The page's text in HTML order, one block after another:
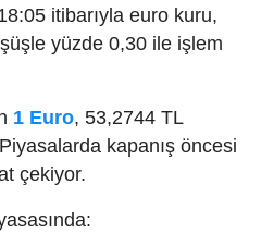
itibarıyla euro kuru,
yüzde 0,30 ile işlem
1 Euro, 53,2744 TL
kapanış öncesi
çekiyor.